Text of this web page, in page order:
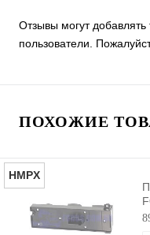
Отзывы могут добавлять
пользователи.
ПОХОЖИЕ
HMPX